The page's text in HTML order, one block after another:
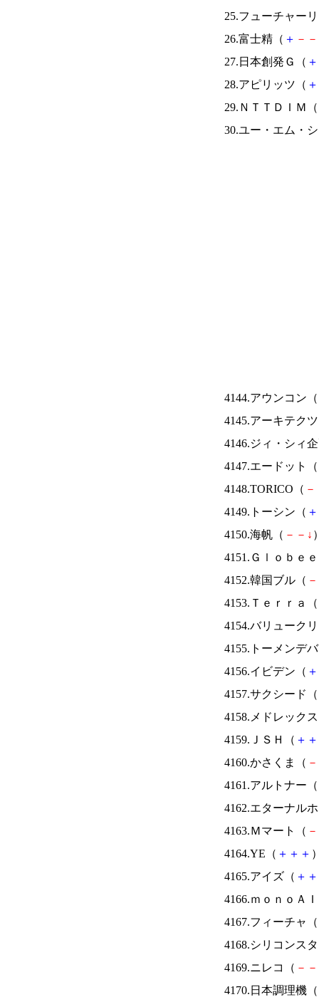
25.フューチャー
26.富士精（ ＋ － －
27.日本創発Ｇ（ ＋
28.アピリッツ（ ＋
29.ＮＴＴＤＩＭ（
30.ユー・エム・
4144.アウンコン（
4145.アーキテク
4146.ジィ・シィ
4147.エードット（
4148.TORICO（ －
4149.トーシン（ ＋
4150.海帆（ － － ↓
4151.Ｇｌｏｂｅ
4152.韓国ブル（ －
4153.Ｔｅｒｒａ（
4154.バリューク
4155.トーメンデ
4156.イビデン（ ＋
4157.サクシード（
4158.メドレック
4159.ＪＳＨ（ ＋ ＋
4160.かさくま（ －
4161.アルトナー（
4162.エターナル
4163.Ｍマート（ －
4164.YE（ ＋ ＋ ＋
4165.アイズ（ ＋ ＋
4166.ｍｏｎｏＡ
4167.フィーチャ（
4168.シリコンス
4169.ニレコ（ － －
4170.日本調理機（